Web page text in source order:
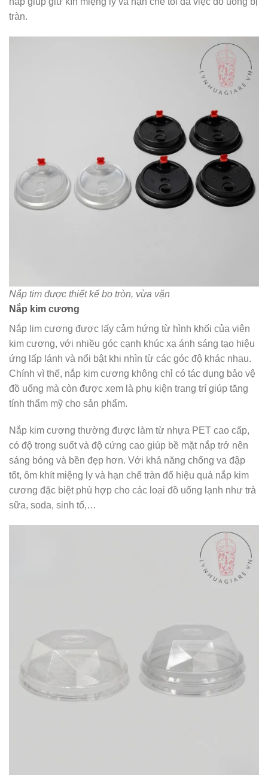
tràn.
Nắp tim được thiết kế bo tròn, vừa vặn
Nắp kim cương
Nắp lim cương được lấy cảm hứng từ hình khối của viên
kim cương, với nhiều góc cạnh khúc xạ ánh sáng tạo hiệu
ứng lấp lánh và nổi bật khi nhìn từ các góc độ khác nhau.
Chính vì thế, nắp kim cương không chỉ có tác dụng bảo vệ
đồ uống mà còn được xem là phụ kiện trang trí giúp tăng
tính thẩm mỹ cho sản phẩm.
Nắp kim cương thường được làm từ nhựa PET cao cấp,
có độ trong suốt và độ cứng cao giúp bề mặt nắp trở nên
sáng bóng và bền đẹp hơn. Với khả năng chống va đập
tốt, ôm khít miệng ly và hạn chế tràn đổ hiệu quả nắp kim
cương đặc biệt phù hợp cho các loại đồ uống lạnh như trà
sữa, soda, sinh tố,…